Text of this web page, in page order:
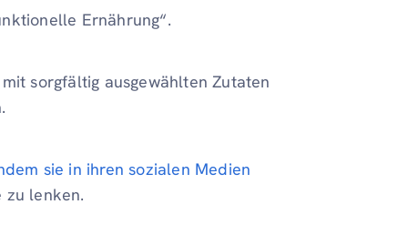
Ernährung“.
sorgfältig ausgewählten Zutaten
sie in ihren sozialen Medien
lenken.